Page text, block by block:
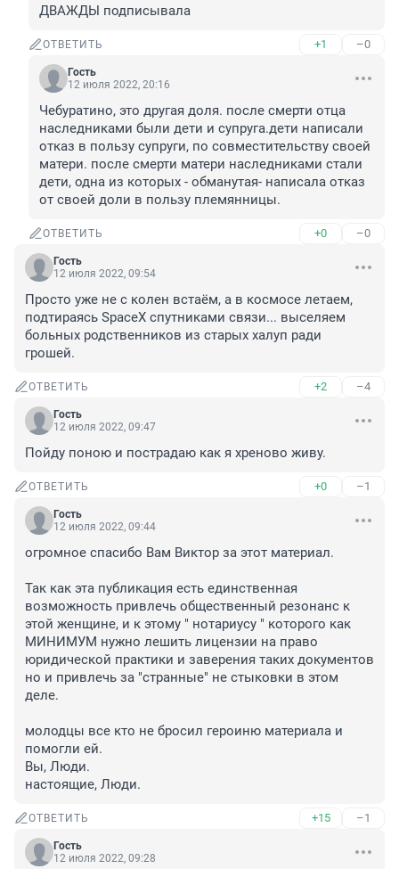
ДВАЖДЫ подписывала
ОТВЕТИТЬ +1 –0
Гость
12 июля 2022, 20:16
Чебуратино, это другая доля. после смерти отца
наследниками были дети и супруга.дети написали
отказ в пользу супруги, по совместительству своей
матери. после смерти матери наследниками стали
дети, одна из которых - обманутая- написала отказ
от своей доли в пользу племянницы.
ОТВЕТИТЬ +0 –0
Гость
12 июля 2022, 09:54
Просто уже не с колен встаём, а в космосе летаем,
подтираясь SpaceX спутниками связи... выселяем
больных родственников из старых халуп ради
грошей.
ОТВЕТИТЬ +2 –4
Гость
12 июля 2022, 09:47
Пойду поною и пострадаю как я хреново живу.
ОТВЕТИТЬ +0 –1
Гость
12 июля 2022, 09:44
огромное спасибо Вам Виктор за этот материал.
Так как эта публикация есть единственная
возможность привлечь общественный резонанс к
этой женщине, и к этому " нотариусу " которого как
МИНИМУМ нужно лешить лицензии на право
юридической практики и заверения таких документов
но и привлечь за "странные" не стыковки в этом
деле.
молодцы все кто не бросил героиню материала и
помогли ей.
Вы, Люди.
настоящие, Люди.
ОТВЕТИТЬ +15 –1
Гость
12 июля 2022, 09:28